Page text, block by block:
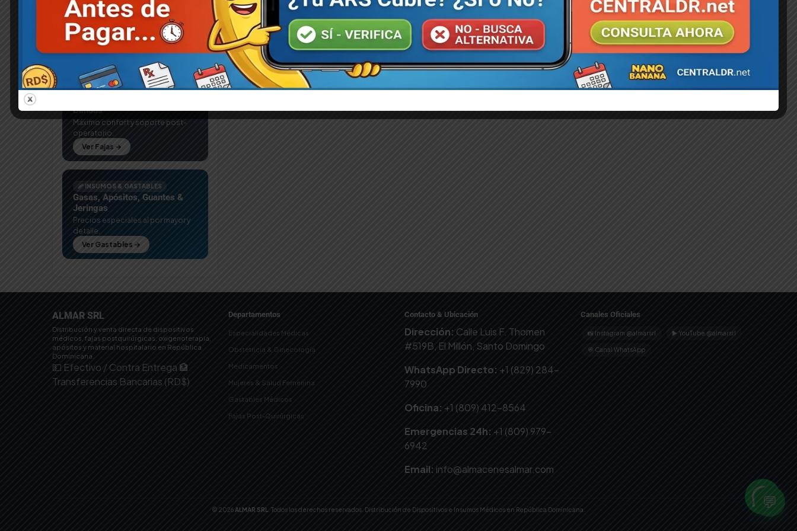
Mujeres
Preservativos
Salud y Bienestar 265
Tulipe 3
Equipos grado médico con
entrega express en Santo
Domingo.
Ver Equipos →
🦺 FAJAS MÉDICAS
Bandas
Máximo confort y soporte post-
operatorio.
Ver Fajas →
🩹 INSUMOS & GASTABLES
Gasas, Apósitos, Guantes &
Jeringas
Precios especiales al por mayor y
detalle.
Ver Gastables →
ALMAR SRL
Distribución y venta directa de dispositivos
médicos, fajas postquirúrgicas, oxigenoterapia,
apósitos y material hospitalario en República
Dominicana.
💵 Efectivo / Contra Entrega 🏦
Transferencias Bancarias (RD$)
Departamentos
Especialidades Médicas
Obstetricia & Ginecología
Medicamentos
Mujeres & Salud Femenina
Gastables Médicos
Fajas Post-Quirúrgicas
Contacto & Ubicación
Dirección: Calle Luis F. Thomen
#519B, El Millón, Santo Domingo
WhatsApp Directo: +1 (829) 284-
7990
Oficina: +1 (809) 412-8564
Emergencias 24h: +1 (809) 979-
6942
Email: info@almacenesalmar.com
Canales Oficiales
📸 Instagram @almarsrl ▶ YouTube @almarsrl
💬 Canal WhatsApp
© 2026 ALMAR SRL . Todos los derechos reservados. Distribución de Dispositivos e Insumos Médicos en República Dominicana. 💬